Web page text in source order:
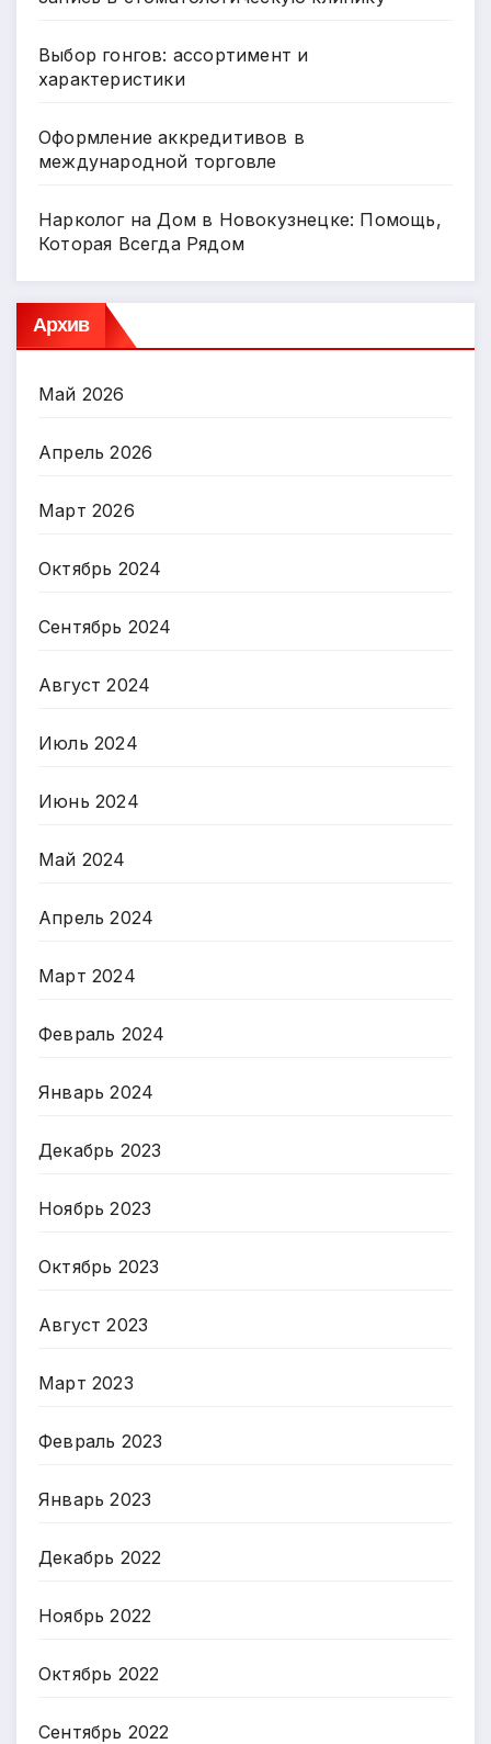
Выбор гонгов: ассортимент и
характеристики
Оформление аккредитивов в
международной торговле
Нарколог на Дом в Новокузнецке: Помощь,
Которая Всегда Рядом
Архив
Май 2026
Апрель 2026
Март 2026
Октябрь 2024
Сентябрь 2024
Август 2024
Июль 2024
Июнь 2024
Май 2024
Апрель 2024
Март 2024
Февраль 2024
Январь 2024
Декабрь 2023
Ноябрь 2023
Октябрь 2023
Август 2023
Март 2023
Февраль 2023
Январь 2023
Декабрь 2022
Ноябрь 2022
Октябрь 2022
Сентябрь 2022